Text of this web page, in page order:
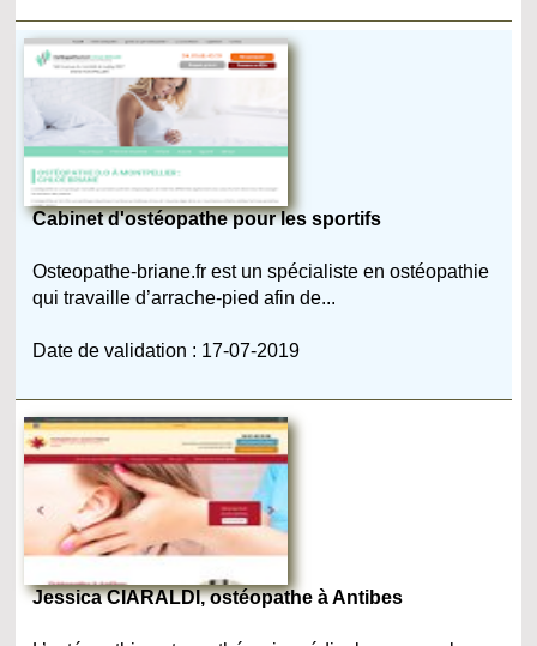
Cabinet d'ostéopathe pour les sportifs
Osteopathe-briane.fr est un spécialiste en ostéopathie
qui travaille d’arrache-pied afin de...
Date de validation : 17-07-2019
Jessica CIARALDI, ostéopathe à Antibes